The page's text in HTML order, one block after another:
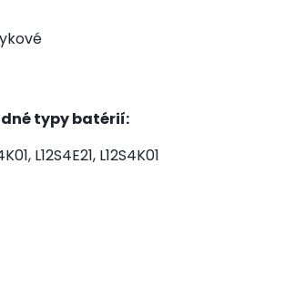
typy batérií:
L12S4E21, L12S4K01